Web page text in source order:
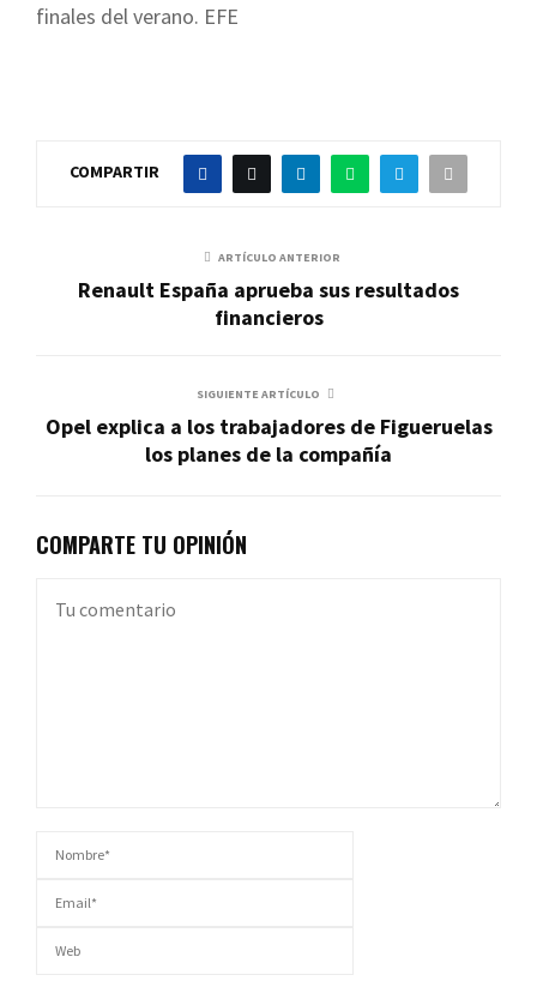
finales del verano. EFE
COMPARTIR
ARTÍCULO ANTERIOR
Renault España aprueba sus resultados
financieros
SIGUIENTE ARTÍCULO
Opel explica a los trabajadores de Figueruelas
los planes de la compañía
COMPARTE TU OPINIÓN